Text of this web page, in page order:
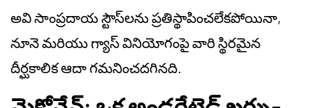
అవి సాంప్రదాయ స్టౌస్‌లను ప్రతిస్థాపించలేకపోయినా,
నూనె మరియు గ్యాస్ వినియోగంపై వారి స్థిరమైన
దీర్ఘకాలిక ఆదా గమనించదగినది.